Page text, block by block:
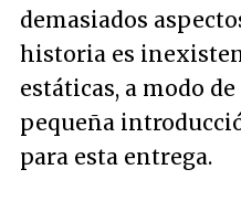
demasiados
historia es
estáticas, a modo
pequeña
para esta entrega.